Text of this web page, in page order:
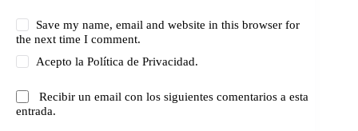
Save my name, email and website in this browser for
the next time I comment.
Acepto laPolítica de Privacidad.
Recibir un email con los siguientes comentarios a esta
entrada.